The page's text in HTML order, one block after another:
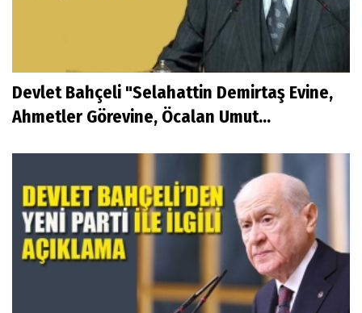
Devlet Bahçeli "Selahattin Demirtaş Evine,
Ahmetler Görevine, Öcalan Umut...